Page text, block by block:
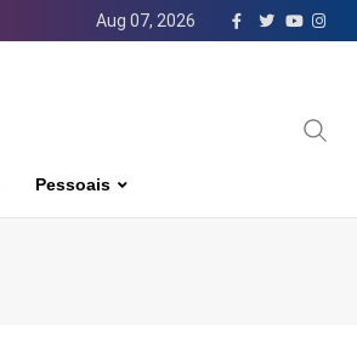
Aug 07, 2026
Pessoais